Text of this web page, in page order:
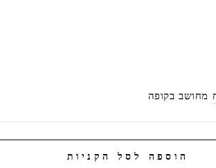
מחושב בקופה
הוספה לסל הקניות